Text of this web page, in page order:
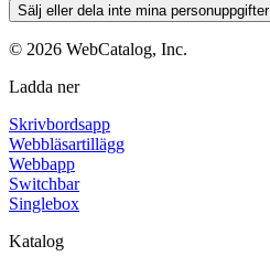
Sälj eller dela inte mina personuppgifter
© 2026 WebCatalog, Inc.
Ladda ner
Skrivbordsapp
Webbläsartillägg
Webbapp
Switchbar
Singlebox
Katalog